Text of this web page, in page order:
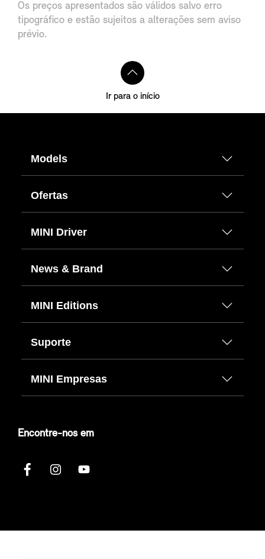
Os preços apresentados são válidos salvo erro
tipográfico e estão sujeitos a alterações sem aviso
prévio.
Ir para o início
Models
Ofertas
MINI Driver
News & Brand
MINI Editions
Suporte
MINI Empresas
Encontre-nos em